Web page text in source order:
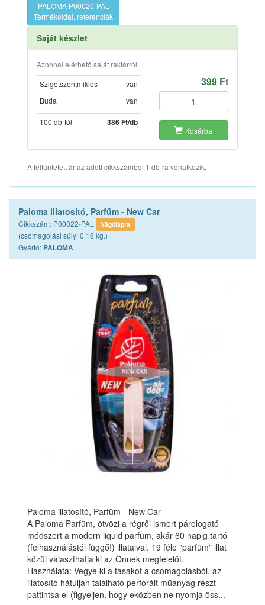
PALOMA P00020-PAL
Termékoldal, referenciák
Saját készlet
Azonnal elérhető saját raktárról
Szigetszentmiklós
van
Buda
van
100 db-tól 386 Ft/db
399 Ft
Kosárba
A feltüntetett ár az adott cikkszámból 1 db-ra vonatkozik.
Paloma illatosító, Parfüm - New Car
Cikkszám: P00022-PAL Vágólapra
(csomagolási súly: 0.16 kg.)
Gyártó: PALOMA
Paloma illatosító, Parfüm - New Car
A Paloma Parfüm, ötvözi a régről ismert párologató
módszert a modern liquid parfüm, akár 60 napig tartó
(felhasználástól függő!) illataival. 19 féle "parfüm" illat
közül választhatja ki az Önnek megfelelőt.
Használata: Vegye ki a tasakot a csomagolásból, az
illatosító hátulján található perforált műanyag részt
pattintsa el (figyeljen, hogy eközben ne nyomja öss...